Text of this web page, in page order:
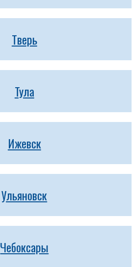
Тверь
Тула
Ижевск
Ульяновск
Чебоксары